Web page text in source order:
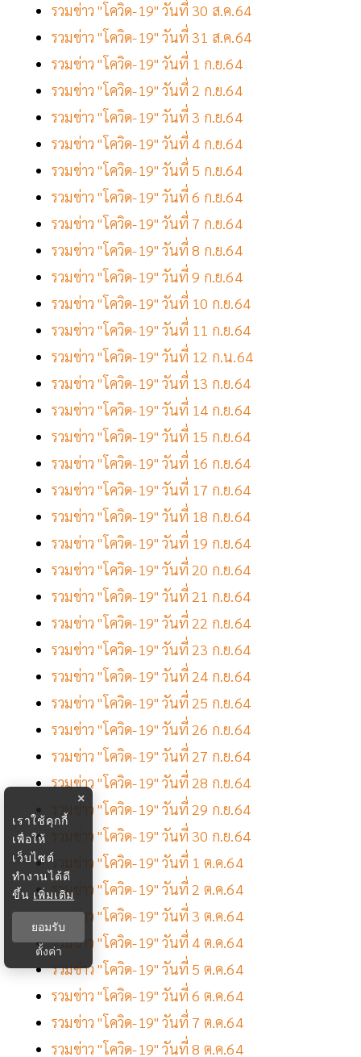
รวมข่าว "โควิด-19" วันที่ 30 ส.ค.64
รวมข่าว "โควิด-19" วันที่ 31 ส.ค.64
รวมข่าว "โควิด-19" วันที่ 1 ก.ย.64
รวมข่าว "โควิด-19" วันที่ 2 ก.ย.64
รวมข่าว "โควิด-19" วันที่ 3 ก.ย.64
รวมข่าว "โควิด-19" วันที่ 4 ก.ย.64
รวมข่าว "โควิด-19" วันที่ 5 ก.ย.64
รวมข่าว "โควิด-19" วันที่ 6 ก.ย.64
รวมข่าว "โควิด-19" วันที่ 7 ก.ย.64
รวมข่าว "โควิด-19" วันที่ 8 ก.ย.64
รวมข่าว "โควิด-19" วันที่ 9 ก.ย.64
รวมข่าว "โควิด-19" วันที่ 10 ก.ย.64
รวมข่าว "โควิด-19" วันที่ 11 ก.ย.64
รวมข่าว "โควิด-19" วันที่ 12 ก.น.64
รวมข่าว "โควิด-19" วันที่ 13 ก.ย.64
รวมข่าว "โควิด-19" วันที่ 14 ก.ย.64
รวมข่าว "โควิด-19" วันที่ 15 ก.ย.64
รวมข่าว "โควิด-19" วันที่ 16 ก.ย.64
รวมข่าว "โควิด-19" วันที่ 17 ก.ย.64
รวมข่าว "โควิด-19" วันที่ 18 ก.ย.64
รวมข่าว "โควิด-19" วันที่ 19 ก.ย.64
รวมข่าว "โควิด-19" วันที่ 20 ก.ย.64
รวมข่าว "โควิด-19" วันที่ 21 ก.ย.64
รวมข่าว "โควิด-19" วันที่ 22 ก.ย.64
รวมข่าว "โควิด-19" วันที่ 23 ก.ย.64
รวมข่าว "โควิด-19" วันที่ 24 ก.ย.64
รวมข่าว "โควิด-19" วันที่ 25 ก.ย.64
รวมข่าว "โควิด-19" วันที่ 26 ก.ย.64
รวมข่าว "โควิด-19" วันที่ 27 ก.ย.64
รวมข่าว "โควิด-19" วันที่ 28 ก.ย.64
รวมข่าว "โควิด-19" วันที่ 29 ก.ย.64
รวมข่าว "โควิด-19" วันที่ 30 ก.ย.64
รวมข่าว "โควิด-19" วันที่ 1 ต.ค.64
รวมข่าว "โควิด-19" วันที่ 2 ต.ค.64
รวมข่าว "โควิด-19" วันที่ 3 ต.ค.64
รวมข่าว "โควิด-19" วันที่ 4 ต.ค.64
รวมข่าว "โควิด-19" วันที่ 5 ต.ค.64
รวมข่าว "โควิด-19" วันที่ 6 ต.ค.64
รวมข่าว "โควิด-19" วันที่ 7 ต.ค.64
รวมข่าว "โควิด-19" วันที่ 8 ต.ค.64
×
เราใช้คุกกี้
เพื่อให้
เว็บไซต์
ทำงานได้ดี
ขึ้น เพิ่มเติม
ยอมรับ
ตั้งค่า